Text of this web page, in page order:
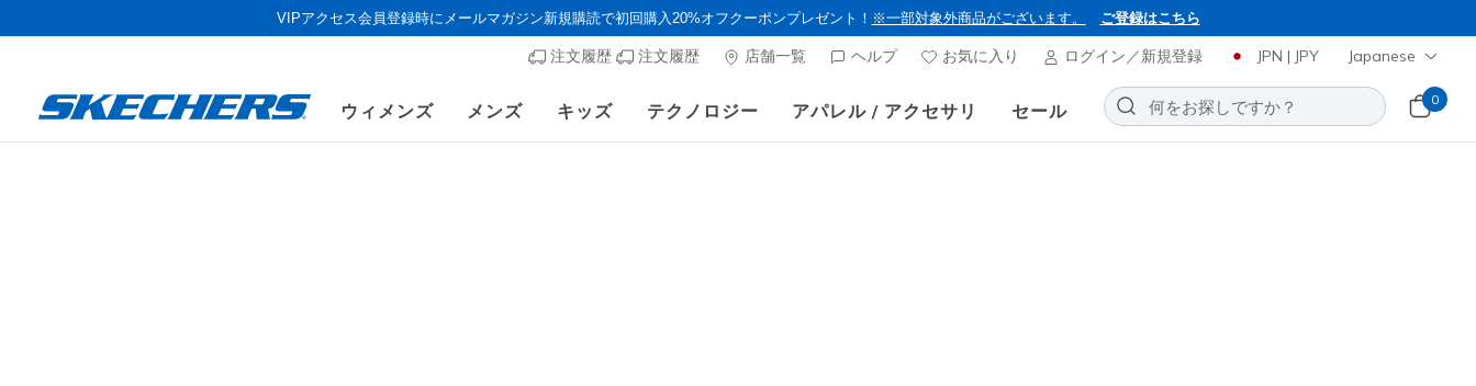
VIPアクセス会員登録時にメールマガジン新規購読で初回購入20%オフクーポンプレゼント！ ※一部対象外商品がございます。 ご登録はこちら
注文履歴 注文履歴 店舗一覧 ヘルプ お気に入り ログイン／新規登録 JPN | JPY Japanese
ウィメンズ メンズ キッズ テクノロジー アパレル / アクセサリ セール
0